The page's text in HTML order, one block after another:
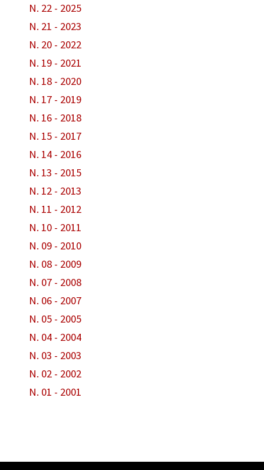
N. 22 - 2025
N. 21 - 2023
N. 20 - 2022
N. 19 - 2021
N. 18 - 2020
N. 17 - 2019
N. 16 - 2018
N. 15 - 2017
N. 14 - 2016
N. 13 - 2015
N. 12 - 2013
N. 11 - 2012
N. 10 - 2011
N. 09 - 2010
N. 08 - 2009
N. 07 - 2008
N. 06 - 2007
N. 05 - 2005
N. 04 - 2004
N. 03 - 2003
N. 02 - 2002
N. 01 - 2001